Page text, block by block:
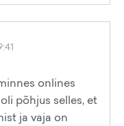
onlines
põhjus selles, et
ja vaja on